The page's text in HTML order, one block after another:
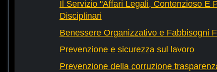
Il Servizio "Affari Legali, Contenzioso E
Disciplinari
Benessere Organizzativo e Fabbisogni
Prevenzione e sicurezza sul lavoro
Prevenzione della corruzione